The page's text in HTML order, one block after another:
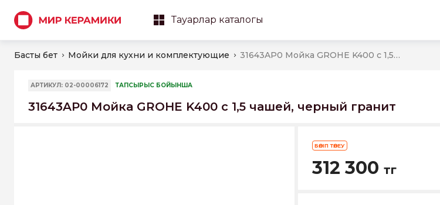
Тауарлар каталогы
Басты бет Мойки для кухни и комплектующие 31643AP0 Мойка GROHE K400 с 1,5 чашей, черный гранит
АРТИКУЛ: 02-00006172 ТАПСЫРЫС БОЙЫНША
31643AP0 Мойка GROHE K400 с 1,5 чашей, черный гранит
БӨЛІП ТӨЛЕУ
312 300 тг